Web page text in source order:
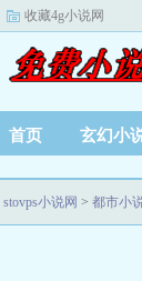
收藏4g小说网
首页 玄幻小
stovps小说网 > 都市小